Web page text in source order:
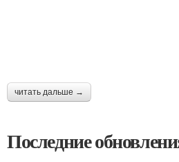
читать дальше →
Последние